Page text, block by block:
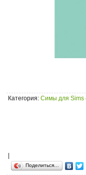
Категория: Симы для Sims
Поделиться…